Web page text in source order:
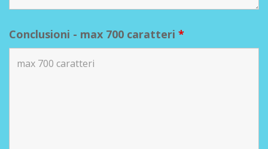
Conclusioni - max 700 caratteri *